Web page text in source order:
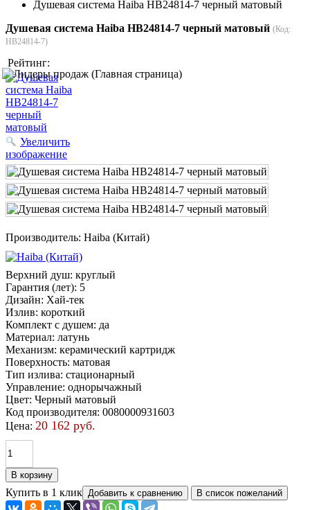
Душевая система Haiba HB24814-7 черный матовый
Душевая система Haiba HB24814-7 черный матовый (Код:
HB24814-7)
Рейтинг:
Увеличить
изображение
Производитель: Haiba (Китай)
Верхний душ: круглый
Гарантия (лет): 5
Дизайн: Хай-тек
Излив: короткий
Комплект с душем: да
Материал: латунь
Механизм: керамический картридж
Поверхность: матовая
Тип излива: стационарный
Управление: однорычажный
Цвет: Черный матовый
Код производителя: 0080000931603
Цена: 20 162 руб.
Купить в 1 клик